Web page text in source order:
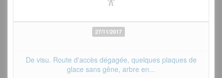
27/11/2017
De visu. Route d'accès dégagée, quelques plaques de
glace sans gêne, arbre en...